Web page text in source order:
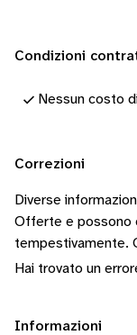
Condizioni
Nessun costo
Correzioni
Diverse
Offerte e possono
tempestivamente.
Hai trovato un
Informazioni